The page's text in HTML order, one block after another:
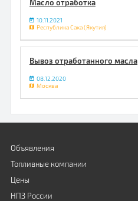
Масло отработка
10.11.2021
Республика Саха (Якутия)
Вывоз отработанного масла
08.12.2020
Москва
Объявления
Топливные компании
Цены
НПЗ России